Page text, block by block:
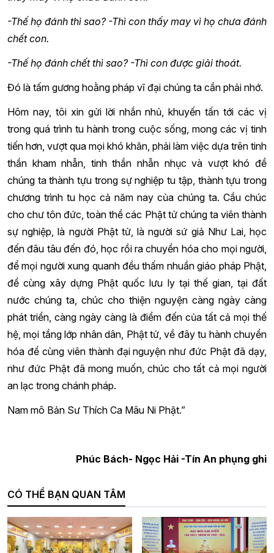
-Thế họ đánh thì sao? -Thì con thấy may vì họ chưa đánh
chết con.
-Thế họ đánh chết thì sao? -Thì con được giải thoát.
Đó là tấm gương hoằng pháp vĩ đại chúng ta cần phải nhớ.
Hôm nay, tôi xin gửi lời nhắn nhủ, khuyến tấn tới các vị
trong quá trình tu hành trong cuộc sống, mong các vị tinh
tiến hơn, vượt qua mọi khó khăn, phải làm việc dựa trên tinh
thần kham nhẫn, tinh thần nhẫn nhục và vượt khó để
chúng ta thành tựu trong sự nghiệp tu tập, thành tựu trong
chương trình tu học cả năm nay của chúng ta. Cầu chúc
cho chư tôn đức, toàn thể các Phật tử chúng ta viên thành
sự nghiệp, là người Phật tử, là người sứ giả Như Lai, học
đến đâu tâu đến đó, học rồi ra chuyển hóa cho mọi người,
để mọi người xung quanh đều thấm nhuần giáo pháp Phật,
để cùng xây dựng Phật quốc lưu ly tại thế gian, tại đất
nước chúng ta, chúc cho thiện nguyện càng ngày càng
phát triển, càng ngày càng là điểm đến của tất cả mọi thế
hệ, mọi tầng lớp nhân dân, Phật tử, về đây tu hành chuyển
hóa để cùng viên thành đại nguyện như đức Phật đã dạy,
như đức Phật đã mong muốn, chúc cho tất cả mọi người
an lạc trong chánh pháp.
Nam mô Bản Sư Thích Ca Mâu Ni Phật.”
Phúc Bách- Ngọc Hải -Tín An phụng ghi
CÓ THỂ BẠN QUAN TÂM